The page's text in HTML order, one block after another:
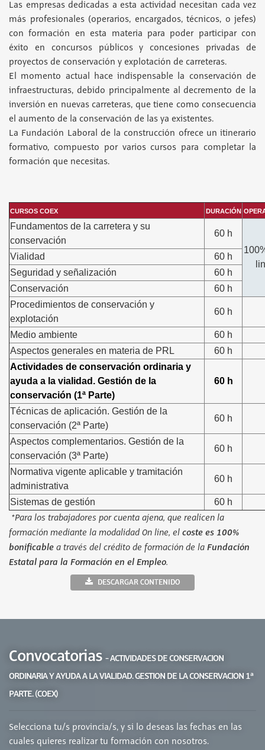
Las empresas dedicadas a esta actividad necesitan cada vez
más profesionales (operarios, encargados, técnicos, o jefes)
con formación en esta materia para poder participar con
éxito en concursos públicos y concesiones privadas de
proyectos de conservación y explotación de carreteras.
El momento actual hace indispensable la conservación de
infraestructuras, debido principalmente al decremento de la
inversión en nuevas carreteras, que tiene como consecuencia
el aumento de la conservación de las ya existentes.
La Fundación Laboral de la construcción ofrece un itinerario
formativo, compuesto por varios cursos para completar la
formación que necesitas.
CURSOS COEX DURACIÓN
Fundamentos de la carretera y su
conservación
60 h
Vialidad
60 h
Seguridad y señalización
60 h
Conservación
60 h
Procedimientos de conservación y
explotación
60 h
Medio ambiente
60 h
Aspectos generales en materia de PRL
60 h
Actividades de conservación ordinaria y
ayuda a la vialidad. Gestión de la
conservación (1ª Parte)
60 h
Técnicas de aplicación. Gestión de la
conservación (2ª Parte)
60 h
Aspectos complementarios. Gestión de la
conservación (3ª Parte)
60 h
Normativa vigente aplicable y tramitación
administrativa
60 h
Sistemas de gestión 60 h
*Para los trabajadores por cuenta ajena, que realicen la
formación mediante la modalidad On line, el coste es 100%
bonificable a través del crédito de formación de la Fundación
Estatal para la Formación en el Empleo.
DESCARGAR CONTENIDO
Convocatorias - ACTIVIDADES DE CONSERVACION
ORDINARIA Y AYUDA A LA VIALIDAD. GESTION DE LA CONSERVACION 1ª
PARTE. (COEX)
Selecciona tu/s provincia/s, y si lo deseas las fechas en las
cuales quieres realizar tu formación con nosotros.